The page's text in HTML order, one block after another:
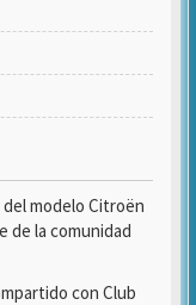
modelo Citroën
de la comunidad
con Club